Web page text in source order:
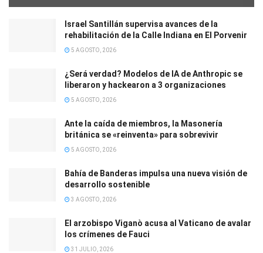
Israel Santillán supervisa avances de la
rehabilitación de la Calle Indiana en El Porvenir
5 AGOSTO, 2026
¿Será verdad? Modelos de IA de Anthropic se
liberaron y hackearon a 3 organizaciones
5 AGOSTO, 2026
Ante la caída de miembros, la Masonería
británica se «reinventa» para sobrevivir
5 AGOSTO, 2026
Bahía de Banderas impulsa una nueva visión de
desarrollo sostenible
3 AGOSTO, 2026
El arzobispo Viganò acusa al Vaticano de avalar
los crímenes de Fauci
31 JULIO, 2026